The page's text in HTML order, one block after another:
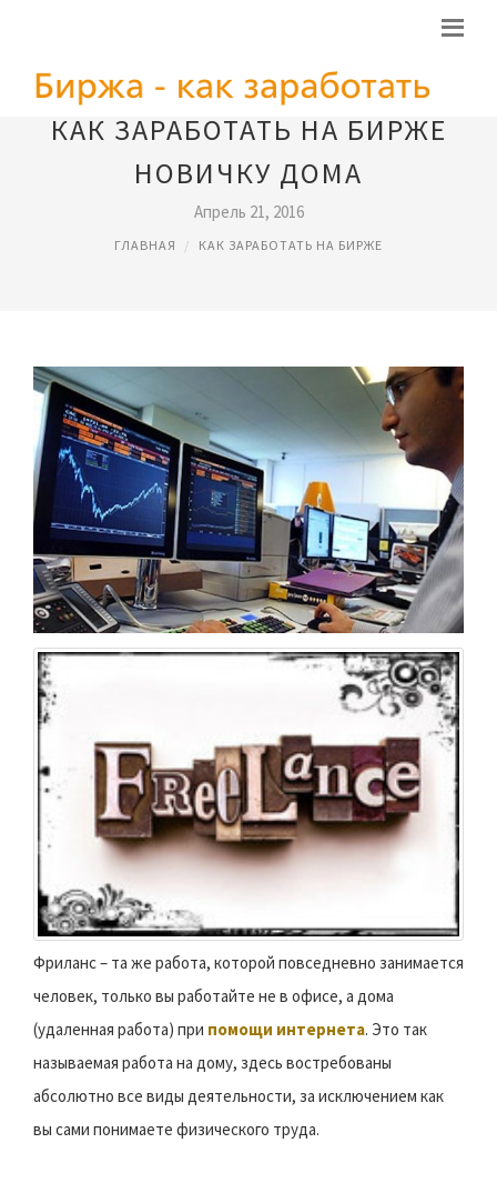
КАК ЗАРАБОТАТЬ НА БИРЖЕ
НОВИЧКУ ДОМА
Апрель 21, 2016
ГЛАВНАЯ КАК ЗАРАБОТАТЬ НА БИРЖЕ
Фриланс – та же работа, которой повседневно занимается
человек, только вы работайте не в офисе, а дома
(удаленная работа) при помощи интернета. Это так
называемая работа на дому, здесь востребованы
абсолютно все виды деятельности, за исключением как
вы сами понимаете физического труда.